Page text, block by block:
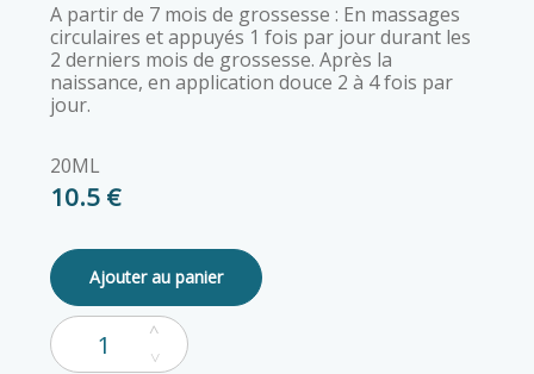
A partir de 7 mois de grossesse : En massages
circulaires et appuyés 1 fois par jour durant les
2 derniers mois de grossesse. Après la
naissance, en application douce 2 à 4 fois par
jour.
20ML
10.5 €
Ajouter au panier